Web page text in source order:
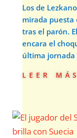
Los de
mirada puesta
tras el parón.
encara el
última jornada
leer más